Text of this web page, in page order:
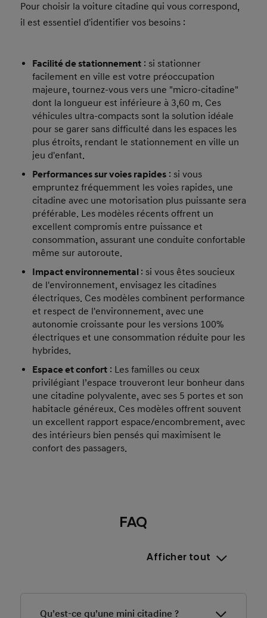
Pour choisir la voiture citadine qui vous correspond,
il est essentiel d'identifier vos besoins :
Facilité de stationnement : si stationner
facilement en ville est votre préoccupation
majeure, tournez-vous vers une "micro-citadine"
dont la longueur est inférieure à 3,60 m. Ces
véhicules ultra-compacts sont la solution idéale
pour se garer sans difficulté dans les espaces les
plus étroits, rendant le stationnement en ville un
jeu d'enfant.
Performances sur voies rapides : si vous
empruntez fréquemment les voies rapides, une
citadine avec une motorisation plus puissante sera
préférable. Les modèles récents offrent un
excellent compromis entre puissance et
consommation, assurant une conduite confortable
même sur autoroute.
Impact environnemental : si vous êtes soucieux
de l'environnement, envisagez les citadines
électriques. Ces modèles combinent performance
et respect de l'environnement, avec une
autonomie croissante pour les versions 100%
électriques et une consommation réduite pour les
hybrides.
Espace et confort : Les familles ou ceux
privilégiant l’espace trouveront leur bonheur dans
une citadine polyvalente, avec ses 5 portes et son
habitacle généreux. Ces modèles offrent souvent
un excellent rapport espace/encombrement, avec
des intérieurs bien pensés qui maximisent le
confort des passagers.
FAQ
Afficher tout
Qu’est-ce qu’une mini citadine ?